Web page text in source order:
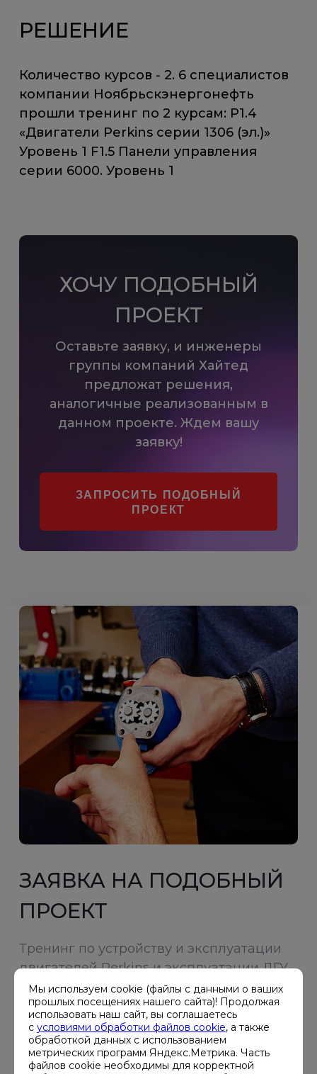
РЕШЕНИЕ
Количество курсов - 2. 6 специалистов
компании Ноябрьскэнергонефть
прошли тренинг по 2 курсам: P1.4
«Двигатели Perkins серии 1306 (эл.)»
Уровень 1 F1.5 Панели управления
серии 6000. Уровень 1
ХОЧУ ПОДОБНЫЙ
ПРОЕКТ
Оставьте заявку, и инженеры
группы компаний Хайтед
предложат решения,
аналогичные реализованным в
данном проекте. Ждем вашу
заявку!
ЗАПРОСИТЬ ПОДОБНЫЙ
ПРОЕКТ
ЗАЯВКА НА ПОДОБНЫЙ
ПРОЕКТ
Тренинг по устройству и эксплуатации
двигателей Perkins и эксплуатации ДГУ
Ваше
имя*
Ваша
Мы используем cookie (файлы с данными о ваших
прошлых посещениях нашего сайта)! Продолжая
использовать наш сайт, вы соглашаетесь
с условиями обработки файлов cookie, а также
обработкой данных с использованием
метрических программ Яндекс.Метрика. Часть
файлов cookie необходимы для корректной